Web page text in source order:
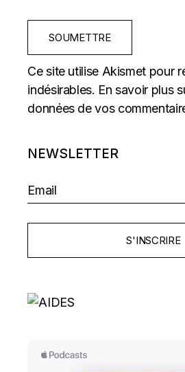
SOUMETTRE
Ce site utilise Akismet pour
indésirables. En savoir plus
données de vos
NEWSLETTER
S'INSCRIRE